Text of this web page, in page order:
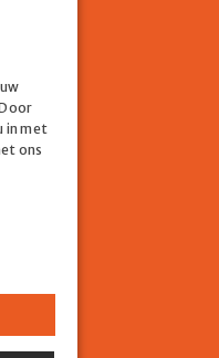
in met
ons